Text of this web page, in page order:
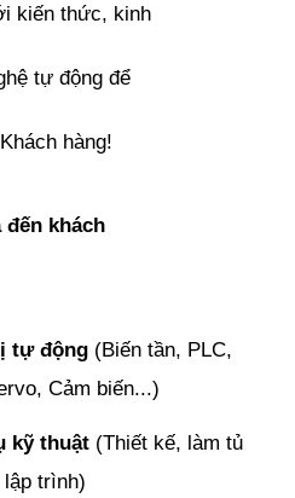
kiến thức, kinh
tự động để
hàng!
khách
tự động (Biến tần, PLC,
Cảm biến...)
kỹ thuật (Thiết kế, làm tủ
trình)